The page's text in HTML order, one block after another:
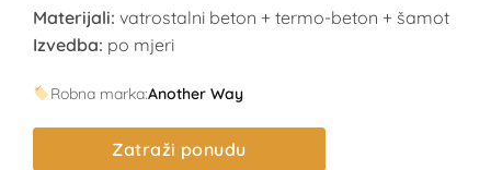
Materijali: vatrostalni beton + termo-beton + šamot
Izvedba: po mjeri
Robna marka:Another Way
Zatraži ponudu